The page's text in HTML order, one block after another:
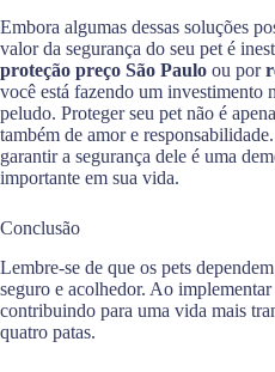
Embora algumas dessas soluções
valor da segurança do seu pet é
proteção preço São Paulo ou por
você está fazendo um investimento
peludo. Proteger seu pet não é
também de amor e
garantir a segurança dele é uma
importante em sua vida.
Conclusão
Lembre-se de que os pets
seguro e acolhedor. Ao
contribuindo para uma vida mais
quatro patas.